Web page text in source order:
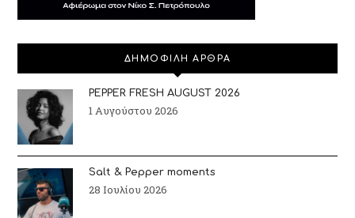
ΔΗΜΟΦΙΛΗ ΑΡΘΡΑ
PEPPER FRESH AUGUST 2026
1 Αυγούστου 2026
Salt & Pepper moments
28 Ιουλίου 2026